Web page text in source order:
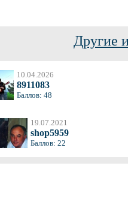
Другие
10.04.2026
8911083
Баллов: 48
19.07.2021
shop5959
Баллов: 22